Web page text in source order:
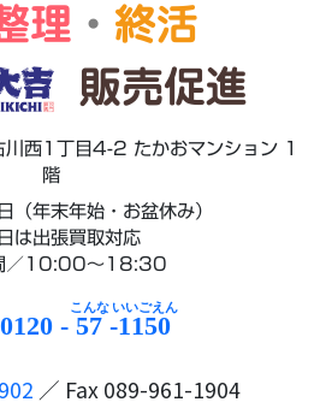
理 ・ 終活
販売促進
西1丁目4-2 たかおマンション 1
階
（年末年始・お盆休み）
は出張買取対応
／10:00～18:30
0120 - 57 -1150
／ Fax 089-961-1904